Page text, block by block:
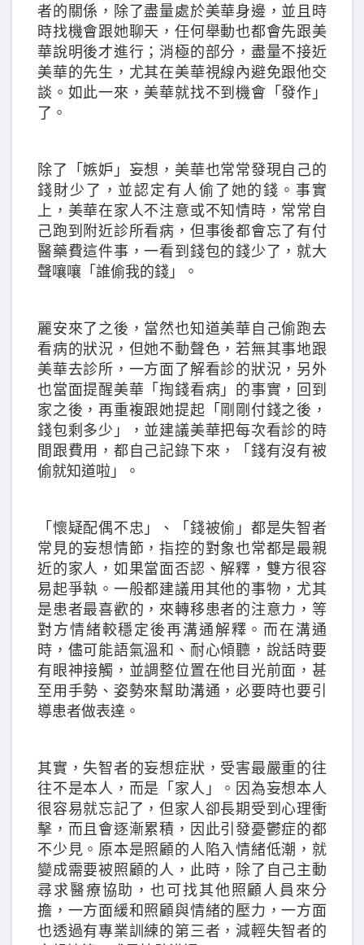
者的關係，除了盡量處於美華身邊，並且時
時找機會跟她聊天，任何舉動也都會先跟美
華說明後才進行；消極的部分，盡量不接近
美華的先生，尤其在美華視線內避免跟他交
談。如此一來，美華就找不到機會「發作」
了。
除了「嫉妒」妄想，美華也常常發現自己的
錢財少了，並認定有人偷了她的錢。事實
上，美華在家人不注意或不知情時，常常自
己跑到附近診所看病，但事後都會忘了有付
醫藥費這件事，一看到錢包的錢少了，就大
聲嚷嚷「誰偷我的錢」。
麗安來了之後，當然也知道美華自己偷跑去
看病的狀況，但她不動聲色，若無其事地跟
美華去診所，一方面了解看診的狀況，另外
也當面提醒美華「掏錢看病」的事實，回到
家之後，再重複跟她提起「剛剛付錢之後，
錢包剩多少」，並建議美華把每次看診的時
間跟費用，都自己記錄下來，「錢有沒有被
偷就知道啦」。
「懷疑配偶不忠」、「錢被偷」都是失智者
常見的妄想情節，指控的對象也常都是最親
近的家人，如果當面否認、解釋，雙方很容
易起爭執。一般都建議用其他的事物，尤其
是患者最喜歡的，來轉移患者的注意力，等
對方情緒較穩定後再溝通解釋。而在溝通
時，儘可能語氣溫和、耐心傾聽，說話時要
有眼神接觸，並調整位置在他目光前面，甚
至用手勢、姿勢來幫助溝通，必要時也要引
導患者做表達。
其實，失智者的妄想症狀，受害最嚴重的往
往不是本人，而是「家人」。因為妄想本人
很容易就忘記了，但家人卻長期受到心理衝
擊，而且會逐漸累積，因此引發憂鬱症的都
不少見。原本是照顧的人陷入情緒低潮，就
變成需要被照顧的人，此時，除了自己主動
尋求醫療協助，也可找其他照顧人員來分
擔，一方面緩和照顧與情緒的壓力，一方面
也透過有專業訓練的第三者，減輕失智者的